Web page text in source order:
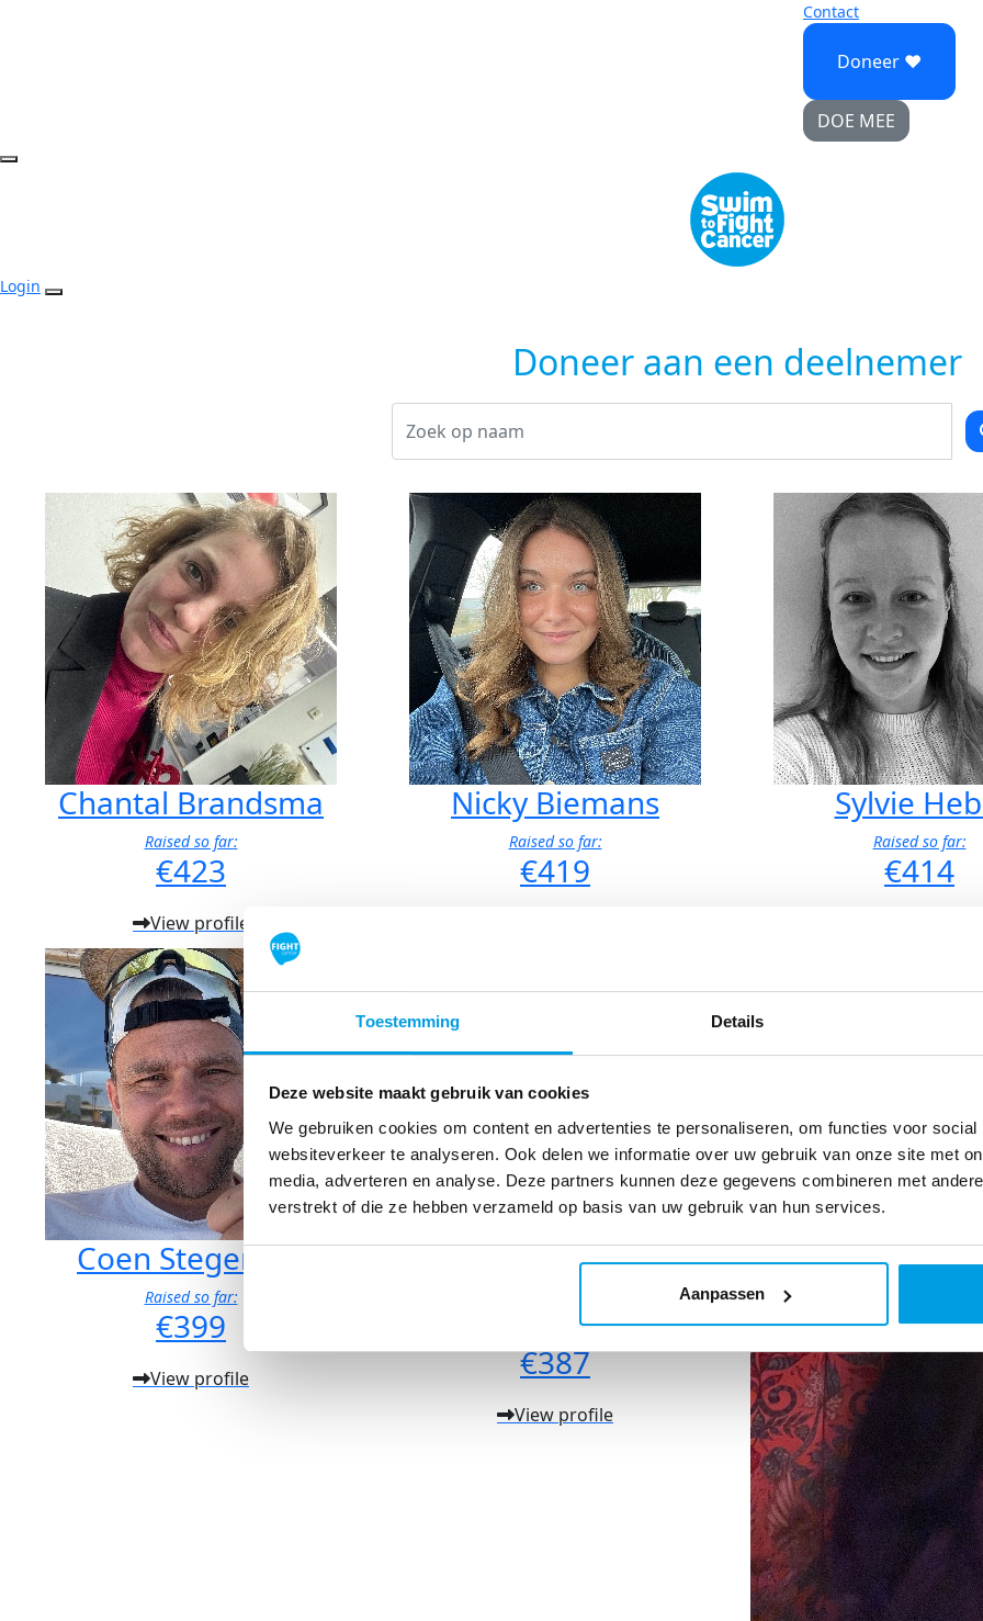
Toestemming Details
Deze website maakt gebruik van cookies
We gebruiken cookies om content en advertenties te personaliseren, om functies voor social
websiteverkeer te analyseren. Ook delen we informatie over uw gebruik van onze site met
media, adverteren en analyse. Deze partners kunnen deze gegevens combineren met
verstrekt of die ze hebben verzameld op basis van uw gebruik van hun services.
Aanpassen
Contact
Doneer ♥
DOE MEE
Login
Doneer aan een deelnemer
Chantal Brandsma
Raised so far:
€423
View profile
Nicky Biemans
Raised so far:
€419
Sylvie
Raised so far:
€414
Coen Stegeman
Raised so far:
€399
View profile
Vrienden van Leerdam
Raised so far:
€387
View profile